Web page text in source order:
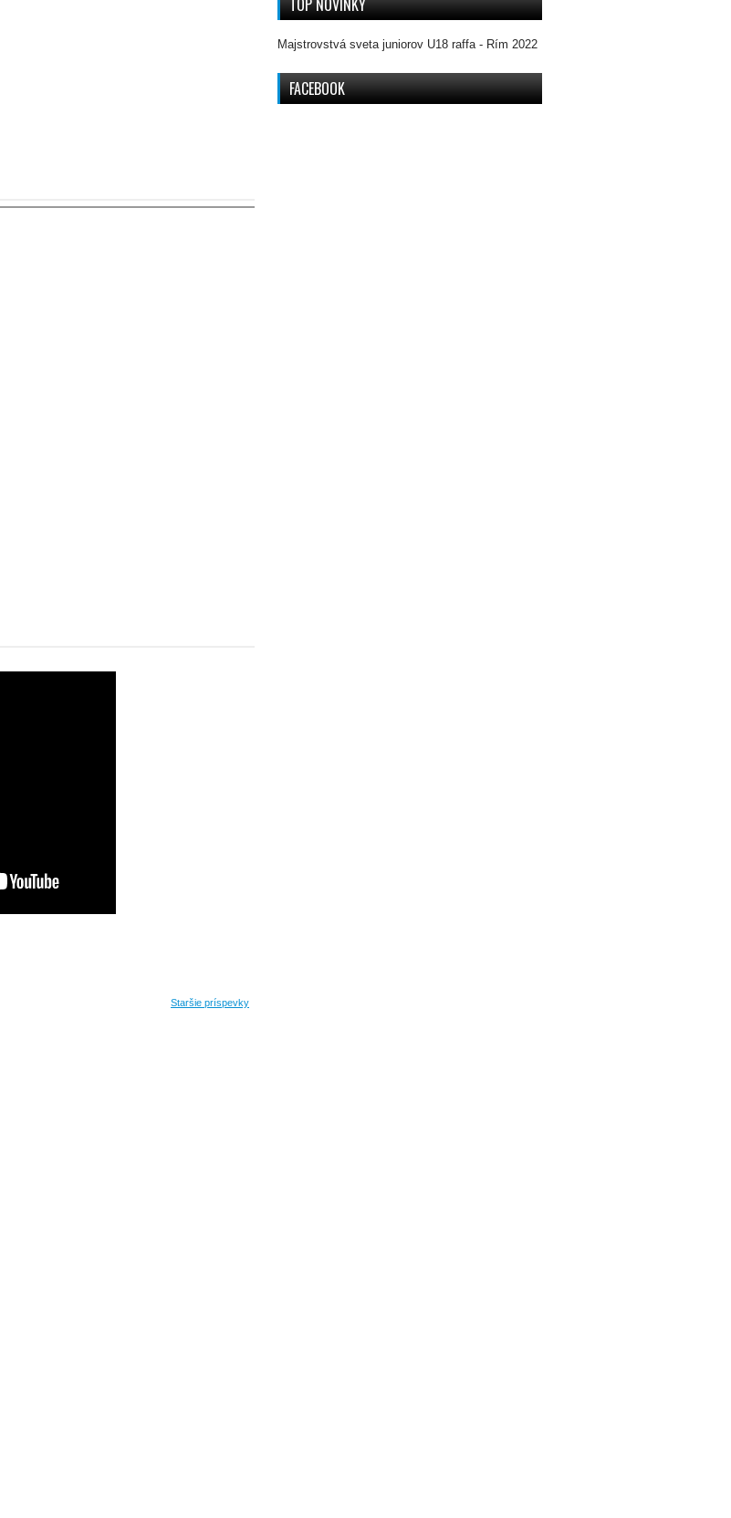
Staršie príspevky
TOP NOVINKY
Majstrovstvá sveta juniorov U18 raffa - Rím 2022
FACEBOOK